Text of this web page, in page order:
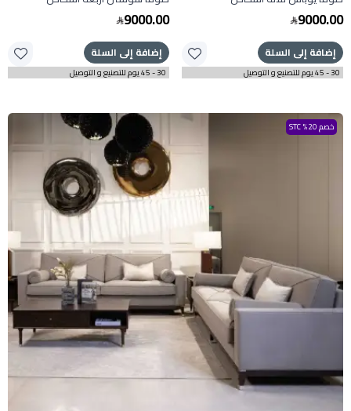
9000.00
إضافة إلى السلة
30 - 45 يوم للتصنيع و التوصيل
9000.00
إضافة إلى السلة
30 - 45 يوم للتصنيع و التوصيل
خصم 20% STC